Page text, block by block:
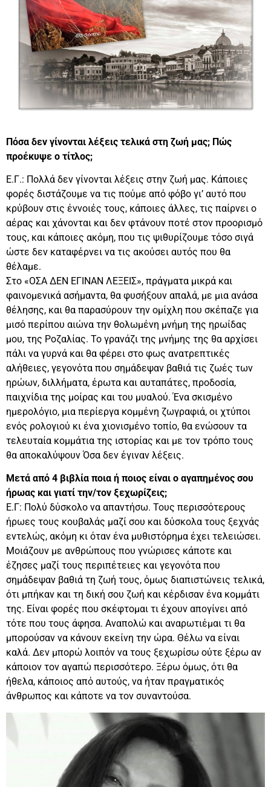
Πόσα δεν γίνονται λέξεις τελικά στη ζωή μας; Πώς
προέκυψε ο τίτλος;
Ε.Γ.: Πολλά δεν γίνονται λέξεις στην ζωή μας. Κάποιες
φορές διστάζουμε να τις πούμε από φόβο γι’ αυτό που
κρύβουν στις έννοιές τους, κάποιες άλλες, τις παίρνει ο
αέρας και χάνονται και δεν φτάνουν ποτέ στον προορισμό
τους, και κάποιες ακόμη, που τις ψιθυρίζουμε τόσο σιγά
ώστε δεν καταφέρνει να τις ακούσει αυτός που θα
θέλαμε.
Στο «ΟΣΑ ΔΕΝ ΕΓΙΝΑΝ ΛΕΞΕΙΣ», πράγματα μικρά και
φαινομενικά ασήμαντα, θα φυσήξουν απαλά, με μια ανάσα
θέλησης, και θα παρασύρουν την ομίχλη που σκέπαζε για
μισό περίπου αιώνα την θολωμένη μνήμη της ηρωίδας
μου, της Ροζαλίας. Το γρανάζι της μνήμης της θα αρχίσει
πάλι να γυρνά και θα φέρει στο φως ανατρεπτικές
αλήθειες, γεγονότα που σημάδεψαν βαθιά τις ζωές των
ηρώων, διλλήματα, έρωτα και αυταπάτες, προδοσία,
παιχνίδια της μοίρας και του μυαλού. Ένα σκισμένο
ημερολόγιο, μια περίεργα κομμένη ζωγραφιά, οι χτύποι
ενός ρολογιού κι ένα χιονισμένο τοπίο, θα ενώσουν τα
τελευταία κομμάτια της ιστορίας και με τον τρόπο τους
θα αποκαλύψουν Όσα δεν έγιναν λέξεις.
Μετά από 4 βιβλία ποια ή ποιος είναι ο αγαπημένος σου
ήρωας και γιατί την/τον ξεχωρίζεις;
Ε.Γ: Πολύ δύσκολο να απαντήσω. Τους περισσότερους
ήρωες τους κουβαλάς μαζί σου και δύσκολα τους ξεχνάς
εντελώς, ακόμη κι όταν ένα μυθιστόρημα έχει τελειώσει.
Μοιάζουν με ανθρώπους που γνώρισες κάποτε και
έζησες μαζί τους περιπέτειες και γεγονότα που
σημάδεψαν βαθιά τη ζωή τους, όμως διαπιστώνεις τελικά,
ότι μπήκαν και τη δική σου ζωή και κέρδισαν ένα κομμάτι
της. Είναι φορές που σκέφτομαι τι έχουν απογίνει από
τότε που τους άφησα. Αναπολώ και αναρωτιέμαι τι θα
μπορούσαν να κάνουν εκείνη την ώρα. Θέλω να είναι
καλά. Δεν μπορώ λοιπόν να τους ξεχωρίσω ούτε ξέρω αν
κάποιον τον αγαπώ περισσότερο. Ξέρω όμως, ότι θα
ήθελα, κάποιος από αυτούς, να ήταν πραγματικός
άνθρωπος και κάποτε να τον συναντούσα.